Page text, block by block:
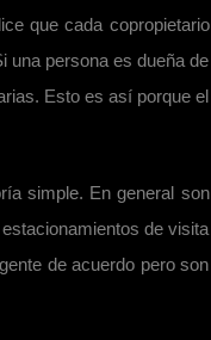
que cada copropietario
una persona es dueña de
Esto es así porque el
simple. En general son
de visita
de acuerdo pero son